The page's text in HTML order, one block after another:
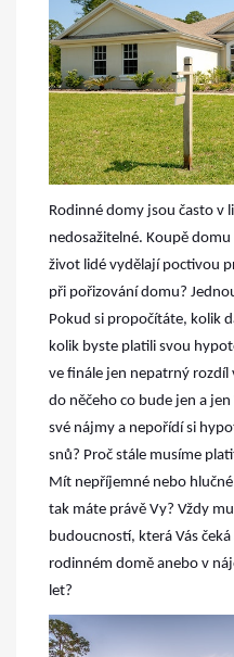
Rodinné domy jsou často v
nedosažitelné. Koupě domu
život lidé vydělají poctivou
při pořizování domu?
Pokud si propočítáte, kolik
kolik byste platili svou
ve finále jen nepatrný
do něčeho co bude jen a jen
své nájmy a nepořídí si
snů? Proč stále musíme
Mít nepříjemné nebo
tak máte právě Vy? Vždy
budoucností, která Vás
rodinném domě anebo v
let?